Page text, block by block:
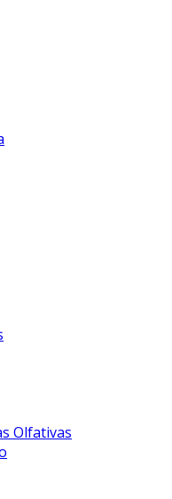
Olfativas